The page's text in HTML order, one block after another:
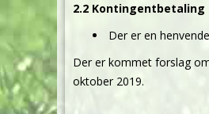
2.2 Kontingentbetaling
Der er en
Der er kommet forslag
oktober 2019.